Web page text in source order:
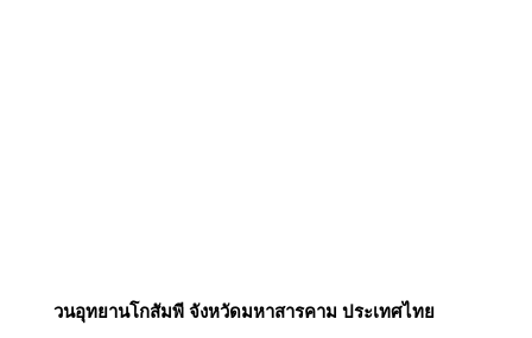
วนอุทยานโกสัมพี จังหวัดมหาสารคาม ประเทศไทย